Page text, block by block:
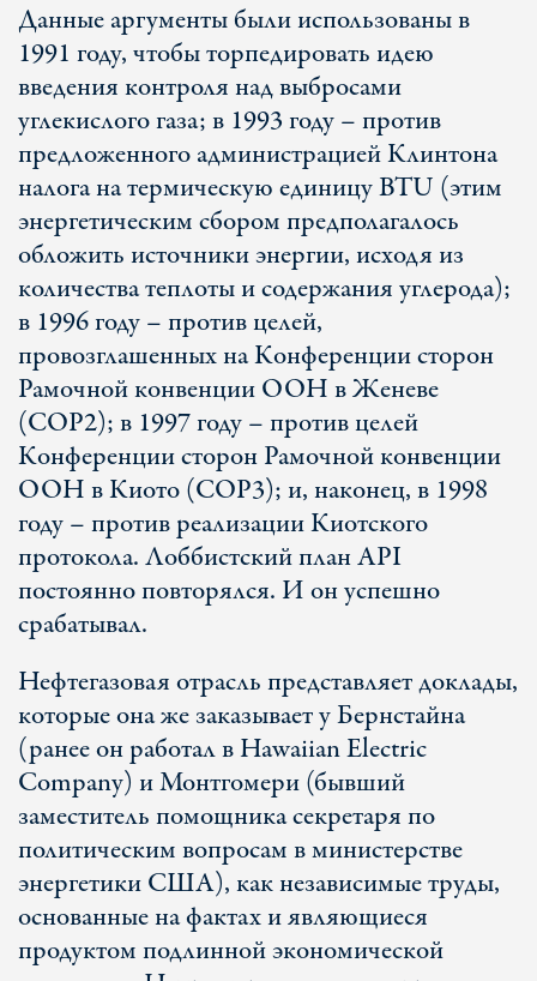
Данные аргументы были использованы в
1991 году, чтобы торпедировать идею
введения контроля над выбросами
углекислого газа; в 1993 году – против
предложенного администрацией Клинтона
налога на термическую единицу BTU (этим
энергетическим сбором предполагалось
обложить источники энергии, исходя из
количества теплоты и содержания углерода);
в 1996 году – против целей,
провозглашенных на Конференции сторон
Рамочной конвенции ООН в Женеве
(COP2); в 1997 году – против целей
Конференции сторон Рамочной конвенции
ООН в Киото (COP3); и, наконец, в 1998
году – против реализации Киотского
протокола. Лоббистский план API
постоянно повторялся. И он успешно
срабатывал.
Нефтегазовая отрасль представляет доклады,
которые она же заказывает у Бернстайна
(ранее он работал в Hawaiian Electric
Company) и Монтгомери (бывший
заместитель помощника секретаря по
политическим вопросам в министерстве
энергетики США), как независимые труды,
основанные на фактах и являющиеся
продуктом подлинной экономической